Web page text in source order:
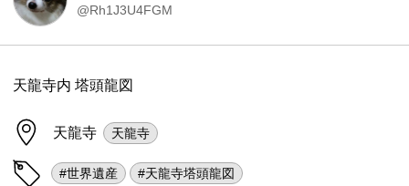
@Rh1J3U4FGM
天龍寺内 塔頭龍図
天龍寺 天龍寺
#世界遺産 #天龍寺塔頭龍図